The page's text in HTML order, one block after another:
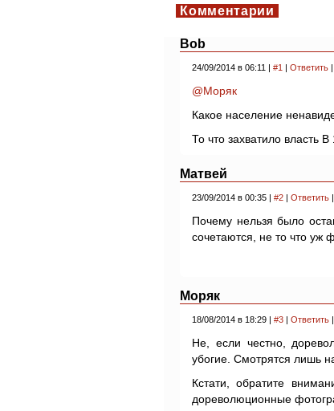
Комментарии
Bob
24/09/2014 в 06:11 | #1 | Ответить |
@Моряк
Какое население
То что захватило власть
Матвей
23/09/2014 в 00:35 | #2 | Ответить |
Почему нельзя было
сочетаются, не то что уж
Моряк
18/08/2014 в 18:29 | #3 | Ответить |
Не, если честно,
убогие. Смотрятся лишь
Кстати, обратите
дореволюционные